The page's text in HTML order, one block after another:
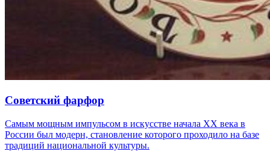
Советский фарфор
Самым мощным импульсом в искусстве начала ХХ века в
России был модерн, становление которого проходило на базе
традиций национальной культуры.